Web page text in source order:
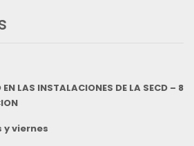
LAS INSTALACIONES DE LA SECD – 8
y viernes